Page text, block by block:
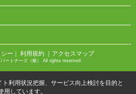
ー ｜ 利用規約 ｜アクセスマップ
ートナーズ（株） All rights reserved.
利用状況把握、サービス向上検討を目的と
しています。